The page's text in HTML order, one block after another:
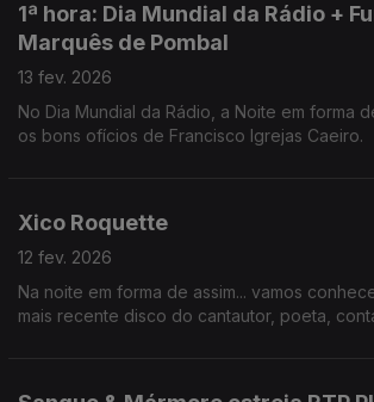
1ª hora: Dia Mundial da Rádio +
Marquês de Pombal
13 fev. 2026
No Dia Mundial da Rádio, a Noite em forma
os bons ofícios de Francisco Igrejas Caeiro.
Xico Roquette
12 fev. 2026
Na noite em forma de assim... vamos conhecer "Típico'", o
mais recente disco do cantautor, poeta,